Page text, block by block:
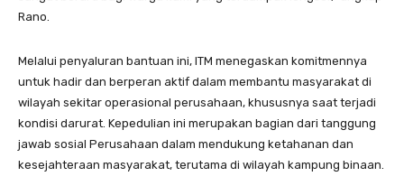
Rano.
Melalui penyaluran bantuan ini, ITM menegaskan komitmennya
untuk hadir dan berperan aktif dalam membantu masyarakat di
wilayah sekitar operasional perusahaan, khususnya saat terjadi
kondisi darurat. Kepedulian ini merupakan bagian dari tanggung
jawab sosial Perusahaan dalam mendukung ketahanan dan
kesejahteraan masyarakat, terutama di wilayah kampung binaan.